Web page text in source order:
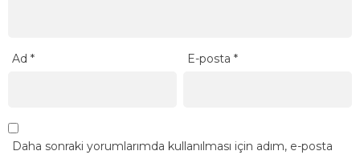
Ad * E-posta*
Daha sonraki yorumlarımda kullanılması için adım, e-posta